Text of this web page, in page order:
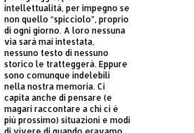
intellettualità, per impegno se
non quello “spicciolo”, proprio
di ogni giorno. A loro nessuna
via sarà mai intestata,
nessuno testo di nessuno
storico le tratteggerà. Eppure
sono comunque indelebili
nella nostra memoria. Ci
capita anche di pensare (e
magari raccontare a chi ci è
più prossimo) situazioni e modi